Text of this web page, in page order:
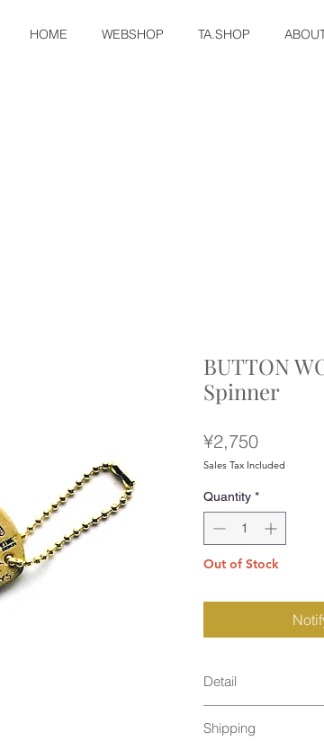
HOME WEBSHOP TA.SHOP
BUTTON
Spinner
¥2,750Price
Sales Tax Included
Quantity *
Out of Stock
Detail
size : 83×25mm
Shipping